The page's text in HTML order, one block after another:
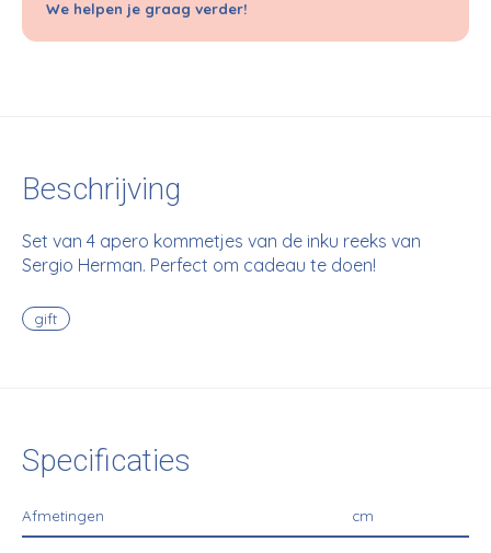
We helpen je graag verder!
Beschrijving
Set van 4 apero kommetjes van de inku reeks van
Sergio Herman. Perfect om cadeau te doen!
gift
Specificaties
Afmetingen cm